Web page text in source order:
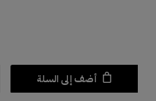
أضف إلى السلة